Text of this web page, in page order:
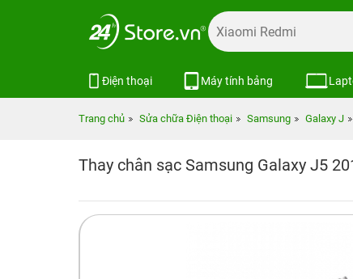
Điện thoại Máy tính bảng
Trang chủ Sửa chữa Điện thoại Samsung Galaxy J
Thay chân sạc Samsung Galaxy J5